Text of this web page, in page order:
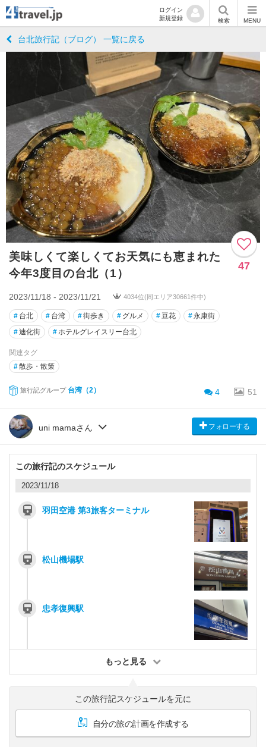
ログイン
新規登録
検索 MENU
台北旅行記（ブログ） 一覧に戻る
美味しくて楽しくてお天気にも恵まれた
今年3度目の台北（1）
47
2023/11/18 - 2023/11/21 4034位(同エリア30661件中)
# 台北 # 台湾 #街歩き # グルメ #豆花 #永康街
#迪化街 #ホテルグレイスリー台北
関連タグ
#散歩・散策
旅行記グループ 台湾（2） 4 51
uni mamaさん フォローする
この旅行記のスケジュール
2023/11/18
羽田空港 第3旅客ターミナル
松山機場駅
忠孝復興駅
もっと見る
この旅行記スケジュールを元に
自分の旅の計画を作成する